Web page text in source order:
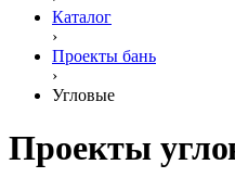
Каталог
›
Проекты бань
›
Угловые
Проекты